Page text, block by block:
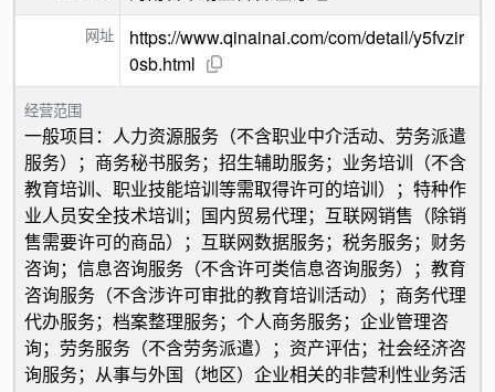
网址
https://www.qinainai.com/com/detail/y5fvzir
0sb.html
经营范围
一般项目：人力资源服务（不含职业中介活动、劳务派遣
服务）；商务秘书服务；招生辅助服务；业务培训（不含
教育培训、职业技能培训等需取得许可的培训）；特种作
业人员安全技术培训；国内贸易代理；互联网销售（除销
售需要许可的商品）；互联网数据服务；税务服务；财务
咨询；信息咨询服务（不含许可类信息咨询服务）；教育
咨询服务（不含涉许可审批的教育培训活动）；商务代理
代办服务；档案整理服务；个人商务服务；企业管理咨
询；劳务服务（不含劳务派遣）；资产评估；社会经济咨
询服务；从事与外国（地区）企业相关的非营利性业务活